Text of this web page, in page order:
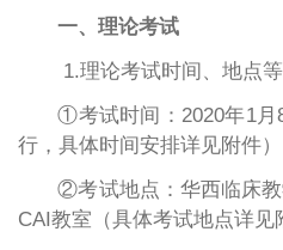
一、理论考试
1.理论考试时间、地点等
①考试时间：2020年1月
行，具体时间安排详见附件）
②考试地点：华西临床
CAI教室（具体考试地点详见